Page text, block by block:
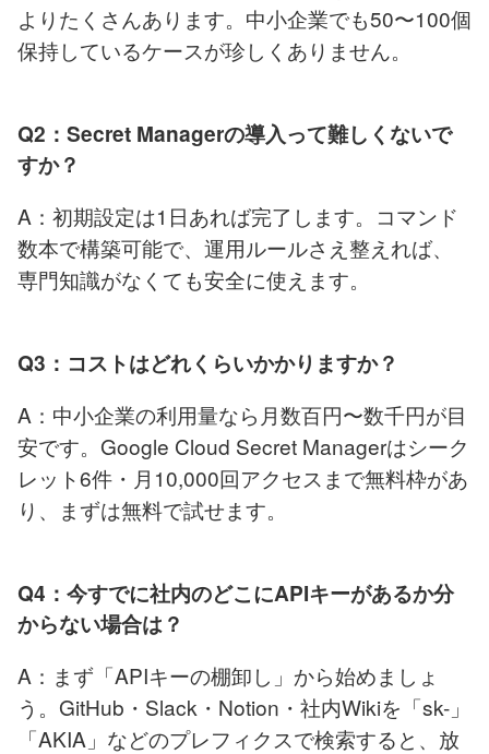
よりたくさんあります。中小企業でも50〜100個
保持しているケースが珍しくありません。
Q2：Secret Managerの導入って難しくないで
すか？
A：初期設定は1日あれば完了します。コマンド
数本で構築可能で、運用ルールさえ整えれば、
専門知識がなくても安全に使えます。
Q3：コストはどれくらいかかりますか？
A：中小企業の利用量なら月数百円〜数千円が目
安です。Google Cloud Secret Managerはシーク
レット6件・月10,000回アクセスまで無料枠があ
り、まずは無料で試せます。
Q4：今すでに社内のどこにAPIキーがあるか分
からない場合は？
A：まず「APIキーの棚卸し」から始めましょ
う。GitHub・Slack・Notion・社内Wikiを「sk-」
「AKIA」などのプレフィクスで検索すると、放